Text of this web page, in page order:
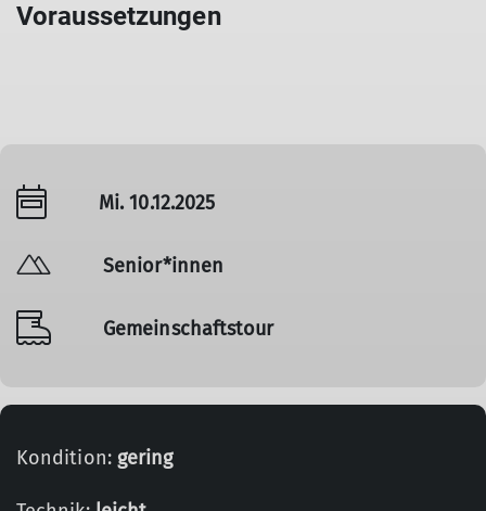
Voraussetzungen
Mi. 10.12.2025
Senior*innen
Gemeinschaftstour
Kondition: gering